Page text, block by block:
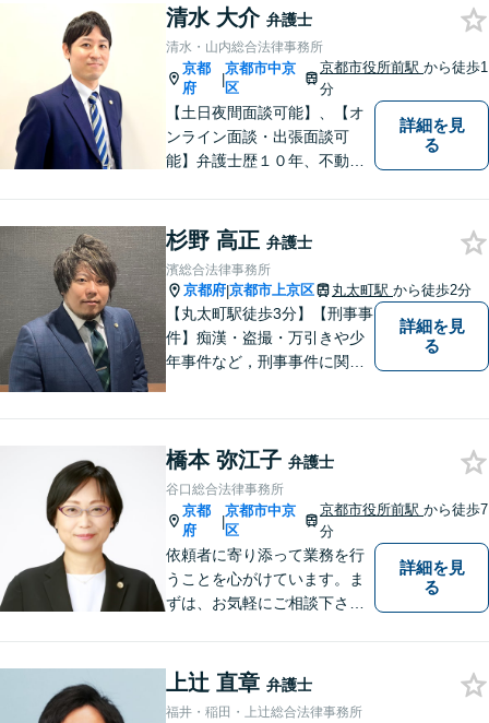
後までよく聞いた上で、見解
をお伝えします。お困りごと
があれば、お気軽にご相談く
ださい。
清水 大介 弁護士
清水・山内総合法律事務所
京都
府
|
京都市中京
区
京都市役所前駅から徒歩1
分
【土日夜間面談可能】、【オ
ンライン面談・出張面談可
能】弁護士歴１０年、不動
者様に寄り添い、迅速に問題
を解決いたします。お一人で
悩まずに、まずはお気軽にご
相談ください。
詳細を見
る
杉野 高正 弁護士
濱総合法律事務所
京都府|京都市上京区 丸太町駅 から徒歩2分
【丸太町駅徒歩3分】【刑事事
件】痴漢・盗撮・万引きや少
年事件など，刑事事件に関す
ります。家族が逮捕されてし
まった場合もご相談くださ
い。初回接見サービスも行っ
ています。
詳細を見
る
橋本 弥江子 弁護士
谷口総合法律事務所
京都
府
|
京都市中京
区
京都市役所前駅から徒歩7
分
依頼者に寄り添って業務を行
うことを心がけています。ま
ずは、お気軽にご相談下さ
詳細を見
る
上辻 直章 弁護士
福井・稲田・上辻総合法律事務所